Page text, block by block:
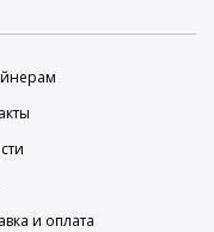
и оплата